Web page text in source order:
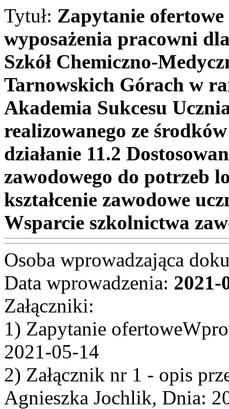
Tytuł: Zapytanie
wyposażenia pracowni
Szkół Chemiczno-
Tarnowskich Górach w
Akademia Sukcesu
realizowanego ze
działanie 11.2
zawodowego do potrzeb
kształcenie zawodowe
Wsparcie szkolnictwa
Osoba wprowadzająca
Data wprowadzenia: 2021-
Załączniki:
1) Zapytanie
2021-05-14
2) Załącznik nr 1 - opis
Agnieszka Jochlik, Dnia: